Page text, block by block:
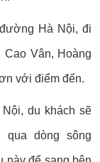
Hà Nội, đi
Vân, Hoàng
với điểm đến.
du khách sẽ
qua dòng sông